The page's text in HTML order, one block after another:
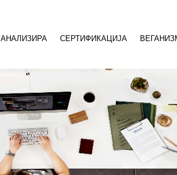
АНАЛИЗИРА СЕРТИФИКАЦИЈА